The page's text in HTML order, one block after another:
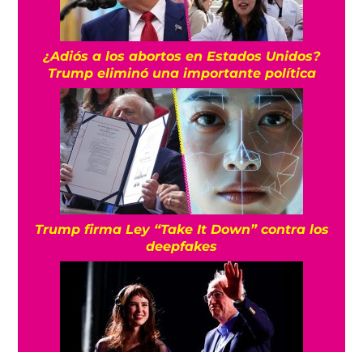
¿Adiós a los abortos en Estados Unidos?
Trump eliminó una importante política
Trump firma Ley “Take It Down” contra los
deepfakes